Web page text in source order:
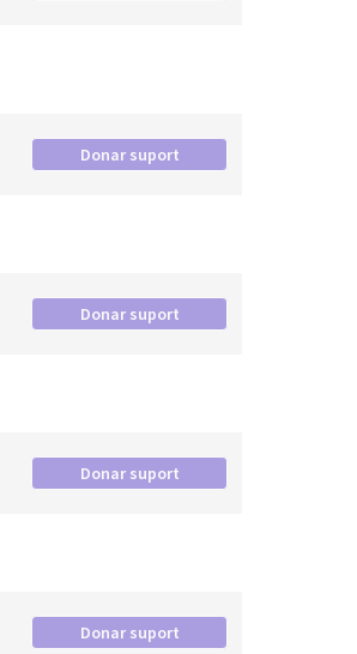
Donar suport
Donar suport
Donar suport
Donar suport